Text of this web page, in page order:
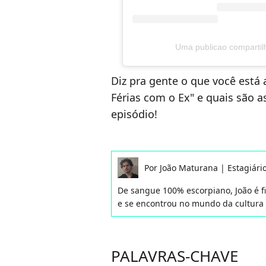
Uma publicao
Diz pra gente o que você
Férias com o Ex" e quais são
episódio!
Por João Maturana |
De sangue 100% escorpiano, João
e se encontrou no mundo da cultura
PALAVRAS-CHAVE